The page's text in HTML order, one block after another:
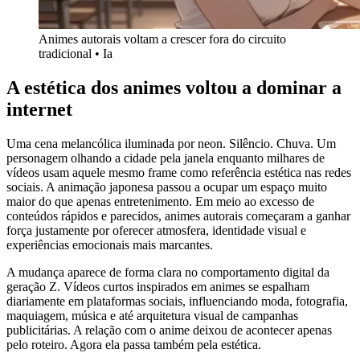
Animes autorais voltam a crescer fora do circuito
tradicional • Ia
A estética dos animes voltou a dominar a
internet
Uma cena melancólica iluminada por neon. Silêncio. Chuva. Um
personagem olhando a cidade pela janela enquanto milhares de
vídeos usam aquele mesmo frame como referência estética nas redes
sociais. A animação japonesa passou a ocupar um espaço muito
maior do que apenas entretenimento. Em meio ao excesso de
conteúdos rápidos e parecidos, animes autorais começaram a ganhar
força justamente por oferecer atmosfera, identidade visual e
experiências emocionais mais marcantes.
A mudança aparece de forma clara no comportamento digital da
geração Z. Vídeos curtos inspirados em animes se espalham
diariamente em plataformas sociais, influenciando moda, fotografia,
maquiagem, música e até arquitetura visual de campanhas
publicitárias. A relação com o anime deixou de acontecer apenas
pelo roteiro. Agora ela passa também pela estética.